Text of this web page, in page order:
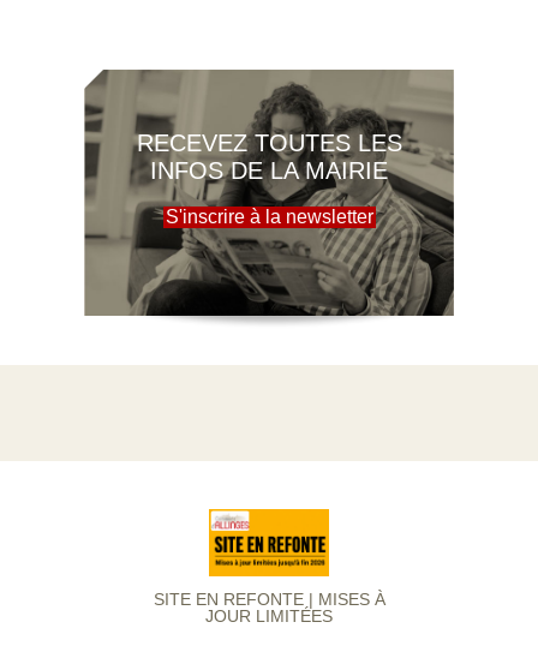
RECEVEZ TOUTES LES
INFOS DE LA MAIRIE
S'inscrire à la newsletter
SITE EN REFONTE | MISES À
JOUR LIMITÉES